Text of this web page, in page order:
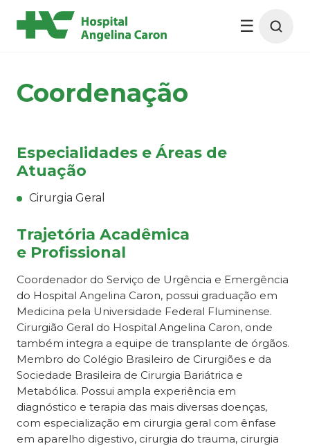
☰
Coordenação
Dr. Eduardo Bastos Alexandre
Especialidades e Áreas de
Atuação
Cirurgia Geral
Trajetória Acadêmica
e Profissional
Coordenador do Serviço de Urgência e Emergência
do Hospital Angelina Caron, possui graduação em
Medicina pela Universidade Federal Fluminense.
Cirurgião Geral do Hospital Angelina Caron, onde
também integra a equipe de transplante de órgãos.
Membro do Colégio Brasileiro de Cirurgiões e da
Sociedade Brasileira de Cirurgia Bariátrica e
Metabólica. Possui ampla experiência em
diagnóstico e terapia das mais diversas doenças,
com especialização em cirurgia geral com ênfase
em aparelho digestivo, cirurgia do trauma, cirurgia